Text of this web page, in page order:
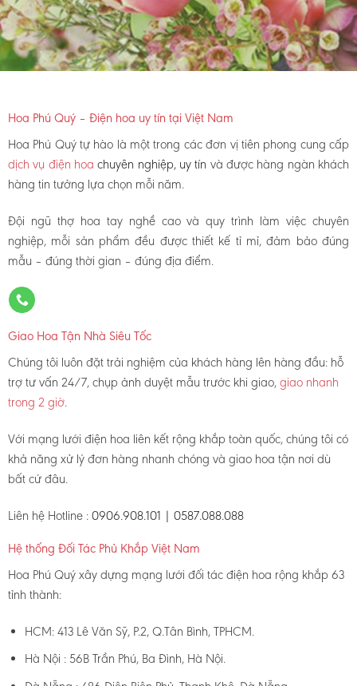
Hoa Phú Quý – Điện hoa uy tín tại Việt Nam
Hoa Phú Quý tự hào là một trong các đơn vị tiên phong cung cấp
dịch vụ điện hoachuyên nghiệp, uy tín và được hàng ngàn khách
hàng tin tưởng lựa chọn mỗi năm.
Đội ngũ thợ hoa tay nghề cao và quy trình làm việc chuyên
nghiệp, mỗi sản phẩm đều được thiết kế tỉ mỉ, đảm bảo đúng
mẫu – đúng thời gian – đúng địa điểm.
Giao Hoa Tận Nhà Siêu Tốc
Chúng tôi luôn đặt trải nghiệm của khách hàng lên hàng đầu: hỗ
trợ tư vấn 24/7, chụp ảnh duyệt mẫu trước khi giao,giao nhanh
trong 2 giờ.
Với mạng lưới điện hoa liên kết rộng khắp toàn quốc, chúng tôi có
khả năng xử lý đơn hàng nhanh chóng và giao hoa tận nơi dù
bất cứ đâu.
Liên hệ Hotline : 0906.908.101 | 0587.088.088
Hệ thống Đối Tác Phủ Khắp Việt Nam
Hoa Phú Quý xây dựng mạng lưới đối tác điện hoa rộng khắp 63
tỉnh thành:
HCM: 413 Lê Văn Sỹ, P.2, Q.Tân Bình, TPHCM.
Hà Nội : 56B Trần Phú, Ba Đình, Hà Nội.